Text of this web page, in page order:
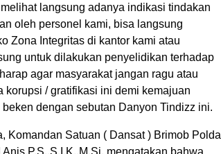
langsung adanya indikasi tindakan
oleh personel kami, bisa langsung
Zona Integritas di kantor kami atau
untuk dilakukan penyelidikan terhadap
agar masyarakat jangan ragu atau
korupsi / gratifikasi ini demi kemajuan
dengan sebutan Danyon Tindizz ini.
Komandan Satuan ( Dansat ) Brimob Polda